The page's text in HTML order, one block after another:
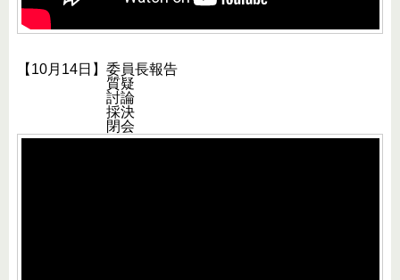
【10月14日】委員長報告
質疑
討論
採決
閉会